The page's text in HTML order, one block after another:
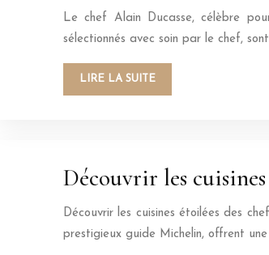
Le chef Alain Ducasse, célèbre
sélectionnés avec soin par le chef,
LIRE LA SUITE
Découvrir les
Découvrir les cuisines étoilées des
prestigieux guide Michelin, offrent